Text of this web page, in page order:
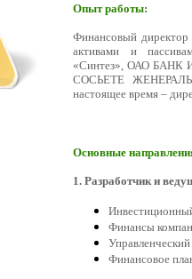
Опыт работы:
Финансовый
активами и
«Синтез», ОАО БАНК
СОСЬЕТЕ ЖЕНЕРАЛЬ
настоящее время –
Основные
1. Разработчик и
Финансы
Финансовое